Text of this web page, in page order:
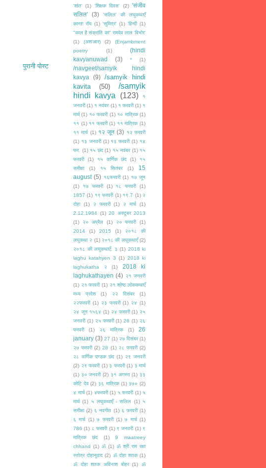
पुरानी पोस्ट
'शांत' (1) 'शिक्षक दिवस' (2) 'संजीव
सलिल'
(3)
'सलिल' की लघुकथाएँ
कान्ता रॉय (1) 'सुमित्र' (1) ‘हिन्दी (1)
"काल है संक्रांति का" रामदेव लाल 'विभोर'
(1)
(अश'आर) (2)
(Enjambment
poetry
(1)
(hindi
kavyanuwad
(3) * (1)
/navgeet/samyik hindi
kavya
(9)
/samyik hindi
kavita
(50)
/samyik
hindi kavya
(123)
१
जनवरी (1) १ नवंबर (1) १ फरवरी (1) १
मार्च (1) १० फरवरी (1) १० मात्रिक (1)
११ (1) ११ फरवरी (1) ११ मात्रिक (1)
११ मार्च (1) १२ जून (3) १२ फरवरी
(1) १३ जनवरी (1) १३ फरवरी (1) १४
फर. (1) १५ छंद (1) १५ नवंबर (1) १५
फरवरी
(1) १५ वार्णिक छंद (1)
१५
समीक्षा
(1) १५ सितंबर (1)
15
august (5) १६फरवरी (1) १७ जून
(1)
१७ फरवरी (1) १८ फरवरी
(1)
1857 (1) १९ फरवरी (1) १९.7 (1) २
दोहा
(1) २ फरवरी (1) २ मार्च
(1)
2.12.1984 (1) 20 अक्टूबर 2013
(1)
२० अप्रैल (1) २० फरवरी
(1)
2014
(1) 2015 (1)
२०१८ की
लघुकथा २ (1) २०१८ की लघुकथाएँ (2)
२०१८ की लघुकथाएँ: ३ (1) 2018 ki
laghu katahyen 3 (1) 2018 ki
laghukatha २
(1)
2018 ki
laghukathayen (4) २१ जनवरी
(1) २१ फरवरी (1) २१ श्रेष्ठ लोककथाएँ
मध्य प्रदेश
(1) २२ दिसंबर
(1)
२२फरवरी (1) २३ फरवरी (1) २४ (1)
२४ जून १५६४ (1) २४ फरवरी (1) २५
जनवरी (1) २५ फरवरी (1) 26 (1) २६
फरवरी
(1) २६ मात्रिक (1)
26
january (3) 27 (1) २७ दिसंबर (1)
२७ फरवरी (2) 28 (1) २८ फरवरी (2)
२८ वार्णिक दण्डक छंद (1) २९ जनवरी
(2) २९ फरवरी (1) ३ फरवरी (1) ३ मार्च
(1) ३० जनवरी (2) ३१ अगस्त (1) ३३
कोटि देव (2) ३६ मात्रिक (1) ३७० (2)
४ मार्च (1) ४फरवरी (1) ५ फरवरी (1) ५
मार्च (1) ५ लघुकथाएँ - सलिल (1) ५
समीक्षा (2) ६ नवगीत (1) ६ फरवरी (1)
६ मार्च (1) ७ फरवरी (1) ७ मार्च (1)
786 (1) ८ फरवरी (1) ९ जनवरी (1) ९
मात्रिक छंद
(1)
9 maatreey
chhand (1) ॐ (1) ॐ श्री राम रक्षा
स्तोत्र दोहानुवाद (2) ॐ दोहा शतक (1)
ॐ दोहा शतक अविनाश बोहर
(1)
ॐ